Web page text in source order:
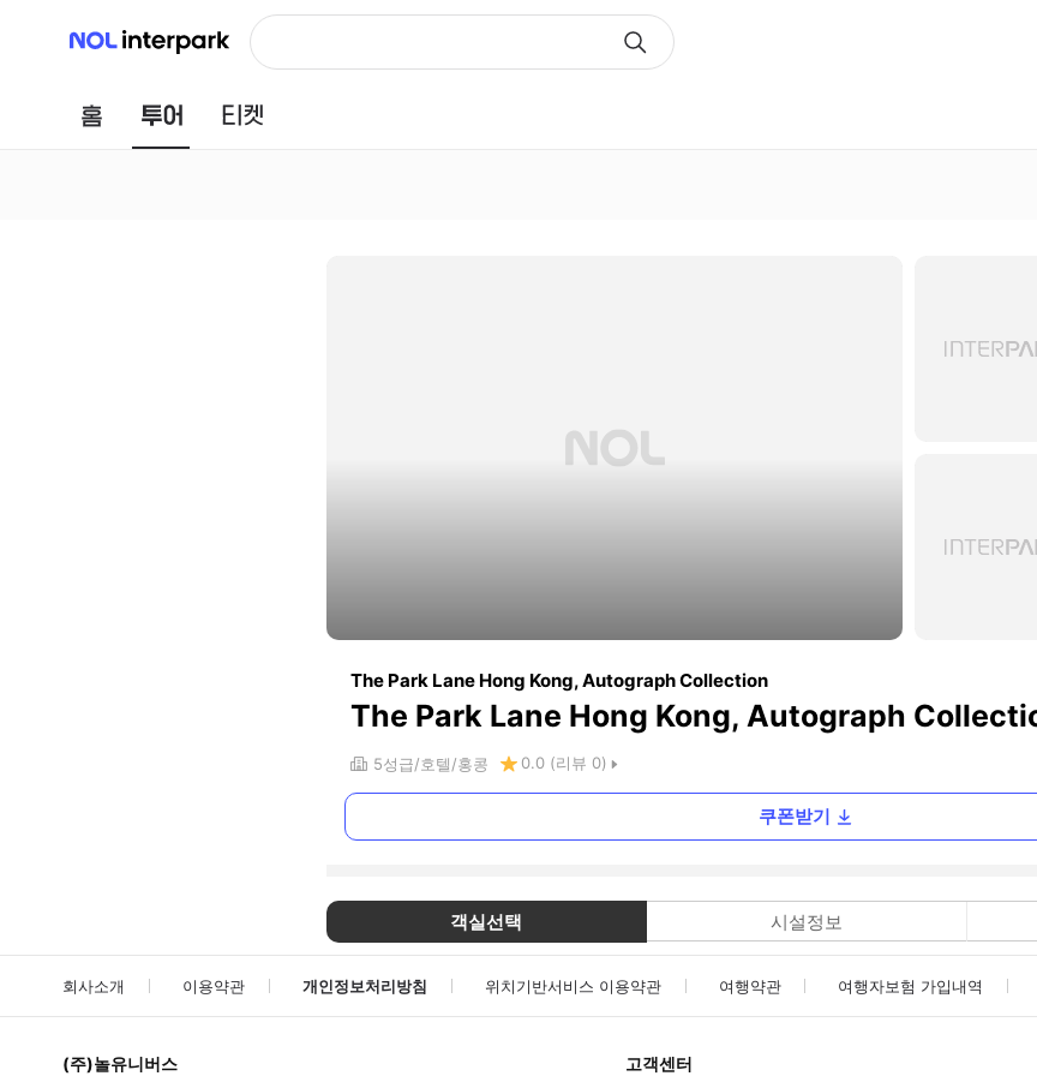
NOL 인터파크
홈 투어
The Park Lane Hong Kong, Autograph Collection
The Park Lane Hong Kong, Autograph
5성급 호텔 홍콩 0.0 (리뷰 0)
쿠폰받기
객실선택 시설정보
회사소개 이용약관 개인정보처리방침 위치기반서비스 이용약관 여행약관 여행자보험 가입내역
(주)놀유니버스 고객센터